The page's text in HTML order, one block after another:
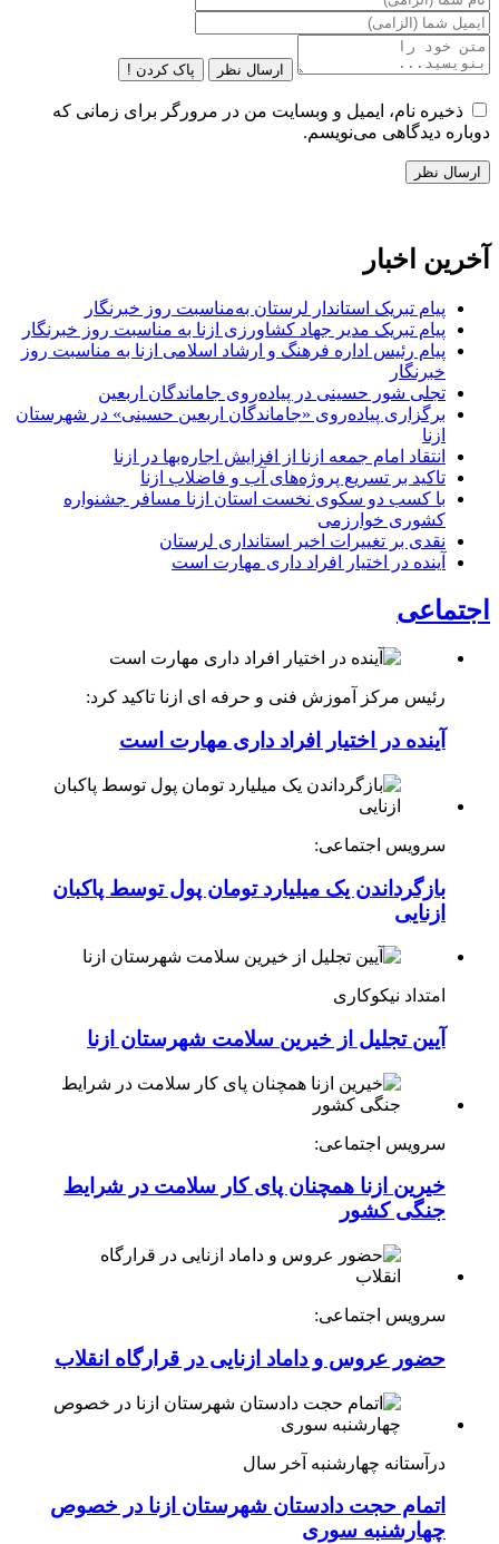
ارسال نظر پاک کردن !
ذخیره نام، ایمیل و وبسایت من در مرورگر برای زمانی که
دوباره دیدگاهی می‌نویسم.
آخرین اخبار
پیام تبریک استاندار لرستان به‌مناسبت روز خبرنگار
پیام تبریک مدیر جهاد کشاورزی ازنا به مناسبت روز خبرنگار
پیام رئیس اداره فرهنگ و ارشاد اسلامی ازنا به مناسبت روز
خبرنگار
تجلی شور حسینی در پیاده‌روی جاماندگان اربعین
برگزاری پیاده‌روی «جاماندگان اربعین حسینی» در شهرستان
ازنا
انتقاد امام جمعه ازنا از افزایش اجاره‌بها در ازنا
تاکید بر تسریع پروژه‌های آب و فاضلاب ازنا
با کسب دو سکوی نخست استان ازنا مسافر جشنواره
کشوری خوارزمی
نقدی بر تغییرات اخیر استانداری لرستان
آینده در اختیار افراد داری مهارت است
اجتماعی
رئیس مرکز آموزش فنی و حرفه ای ازنا تاکید کرد:
آینده در اختیار افراد داری مهارت است
سرویس اجتماعی:
بازگرداندن یک میلیارد تومان پول توسط پاکبان
ازنایی
امتداد نیکوکاری
آیین تجلیل از خیرین سلامت شهرستان ازنا
سرویس اجتماعی:
خیرین ازنا همچنان پای کار سلامت در شرایط
جنگی کشور
سرویس اجتماعی:
حضور عروس و داماد ازنایی در قرارگاه انقلاب
درآستانه چهارشنبه آخر سال
اتمام حجت دادستان شهرستان ازنا در خصوص
چهارشنبه ‌سوری